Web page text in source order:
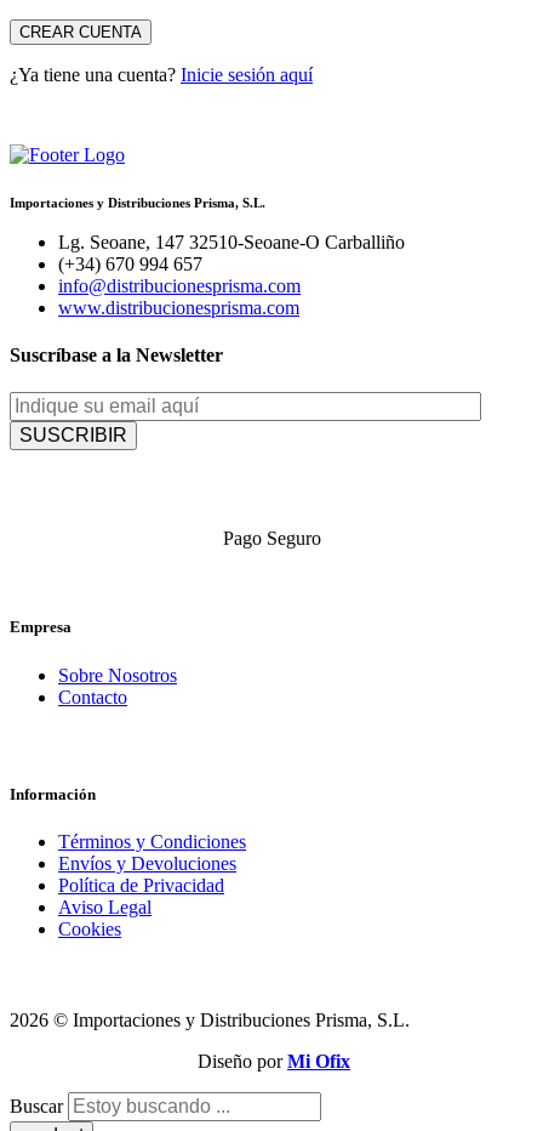
CREAR CUENTA
¿Ya tiene una cuenta? Inicie sesión aquí
Importaciones y Distribuciones Prisma, S.L.
Lg. Seoane, 147 32510-Seoane-O Carballiño
(+34) 670 994 657
info@distribucionesprisma.com
www.distribucionesprisma.com
Suscríbase a la Newsletter
Pago Seguro
Empresa
Sobre Nosotros
Contacto
Información
Términos y Condiciones
Envíos y Devoluciones
Política de Privacidad
Aviso Legal
Cookies
2026 © Importaciones y Distribuciones Prisma, S.L.
Diseño porMi Ofix
Buscar